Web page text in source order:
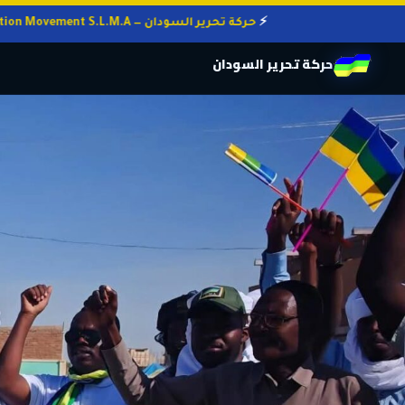
حركة تحرير السودان — Sudan Liberation Movement S.L.M.A
حركة تحرير السودان